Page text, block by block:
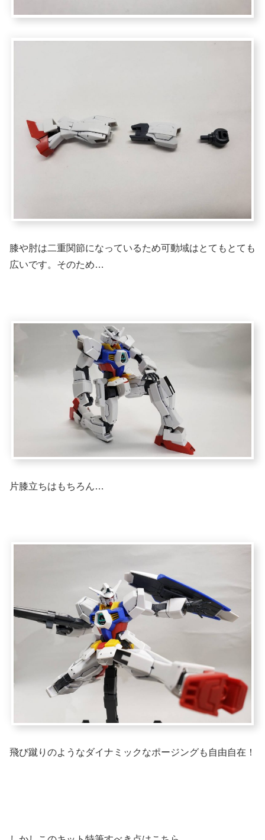
膝や肘は二重関節になっているため可動域はとてもとても
広いです。そのため…
片膝立ちはもちろん…
飛び蹴りのようなダイナミックなポージングも自由自在！